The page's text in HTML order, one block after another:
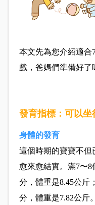
本文先為您介紹適合
戲，爸媽們準備好了
發育指標：可以
身體的發育
這個時期的寶寶不但
愈來愈結實。滿7〜8
分，體重是8.45公斤
分，體重是7.82公斤